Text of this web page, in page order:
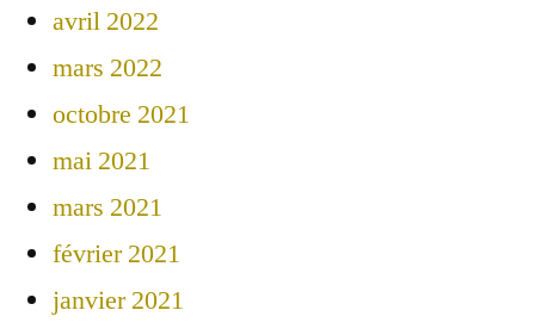
avril 2022
mars 2022
octobre 2021
mai 2021
mars 2021
février 2021
janvier 2021